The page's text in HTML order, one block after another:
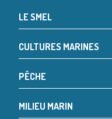
LE SMEL
CULTURES MARINES
PÊCHE
MILIEU MARIN